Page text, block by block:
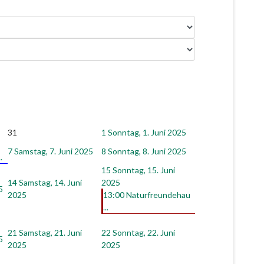
31 1 Sonntag, 1. Juni 2025
7Samstag, 7. Juni 2025 8 Sonntag, 8. Juni 2025
14Samstag, 14. Juni
2025
15 Sonntag, 15. Juni
2025
13:00 Naturfreundehau
...
21 Samstag, 21. Juni
2025
22 Sonntag, 22. Juni
2025